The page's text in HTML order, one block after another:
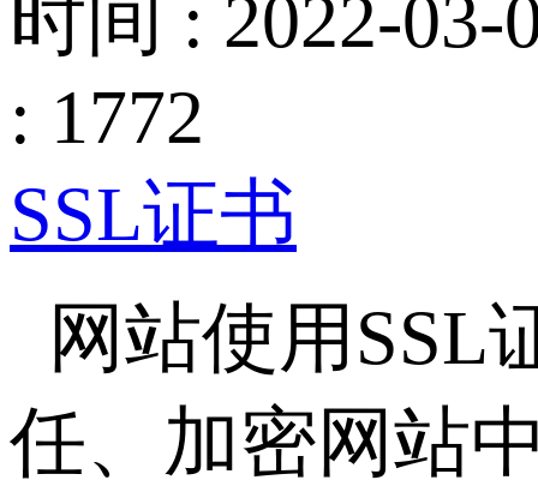
时间 : 2022-03-
: 1772
SSL证书
网站使用SSL
任、加密网站